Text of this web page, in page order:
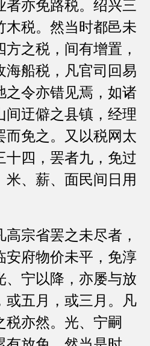
者亦免路税。绍兴三
木税。然当时都邑未
之税，间有增置，
海船税，凡官司回易
之令亦错见焉，如诸
间迂僻之县镇，经理
而免之。又以税网太
十四，罢者九，免过
米、薪、面民间日用
宗省罢之未尽者，
安府物价未平，免淳
、宁以降，亦屡与放
或五月，或三月。凡
税亦然。光、宁嗣